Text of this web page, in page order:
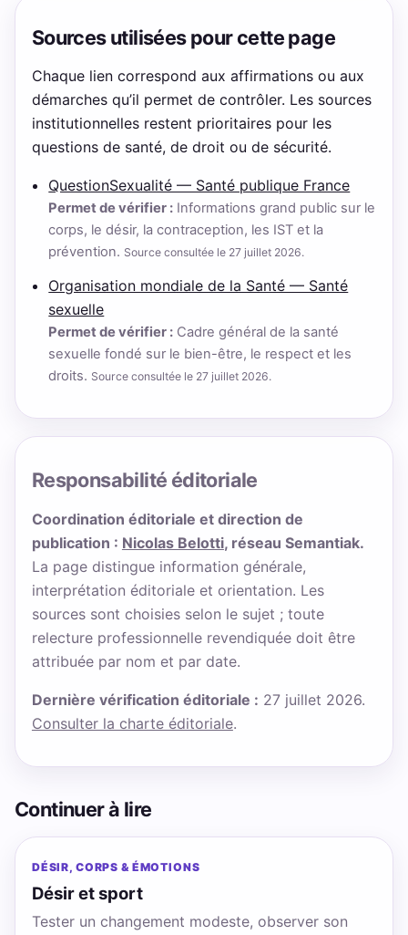
Sources utilisées pour cette page
Chaque lien correspond aux affirmations ou aux
démarches qu’il permet de contrôler. Les sources
institutionnelles restent prioritaires pour les
questions de santé, de droit ou de sécurité.
QuestionSexualité — Santé publique France
Permet de vérifier : Informations grand public sur le
corps, le désir, la contraception, les IST et la
prévention. Source consultée le 27 juillet 2026.
Organisation mondiale de la Santé — Santé
sexuelle
Permet de vérifier : Cadre général de la santé
sexuelle fondé sur le bien-être, le respect et les
droits. Source consultée le 27 juillet 2026.
Responsabilité éditoriale
Coordination éditoriale et direction de
publication : Nicolas Belotti, réseau Semantiak.
La page distingue information générale,
interprétation éditoriale et orientation. Les
sources sont choisies selon le sujet ; toute
relecture professionnelle revendiquée doit être
attribuée par nom et par date.
Dernière vérification éditoriale : 27 juillet 2026.
Consulter la charte éditoriale.
Continuer à lire
DÉSIR, CORPS & ÉMOTIONS
Désir et sport
Tester un changement modeste, observer son